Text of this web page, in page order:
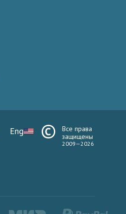
Eng
Все права
защищены
2009—2026